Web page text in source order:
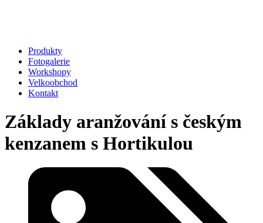
Produkty
Fotogalerie
Workshopy
Velkoobchod
Kontakt
Základy aranžování s českým
kenzanem s Hortikulou